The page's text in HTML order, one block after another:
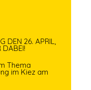
DEN 26. APRIL,
DABEI!
Thema
im Kiez am